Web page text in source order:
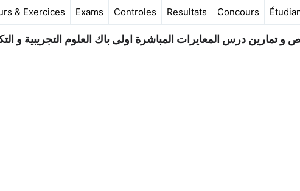
& Exercices Exams Controles Resultats Concours
و تمارين درس المعايرات المباشرة اولى باك العلوم التجريبية و